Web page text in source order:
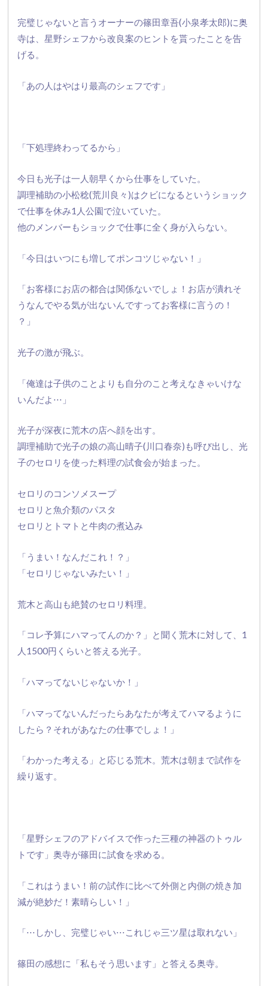
完璧じゃないと言うオーナーの篠田章吾(小泉孝太郎)に奥
寺は、星野シェフから改良案のヒントを貰ったことを告
げる。
「あの人はやはり最高のシェフです」
「下処理終わってるから」
今日も光子は一人朝早くから仕事をしていた。
調理補助の小松稔(荒川良々)はクビになるというショック
で仕事を休み1人公園で泣いていた。
他のメンバーもショックで仕事に全く身が入らない。
「今日はいつにも増してポンコツじゃない！」
「お客様にお店の都合は関係ないでしょ！ お店が潰れそ
うなんでやる気が出ないんですってお客様に言うの！
？」
光子の激が飛ぶ。
「俺達は子供のことよりも自分のこと考えなきゃいけな
いんだよ⋅⋅⋅」
光子が深夜に荒木の店へ顔を出す。
調理補助で光子の娘の高山晴子(川口春奈)も呼び出し、光
子のセロリを使った料理の試食会が始まった。
セロリのコンソメスープ
セロリと魚介類のパスタ
セロリとトマトと牛肉の煮込み
「うまい！なんだこれ！？」
「セロリじゃないみたい！」
荒木と高山も絶賛のセロリ料理。
「コレ予算にハマってんのか？」と聞く荒木に対して、 1
人1500円くらいと答える光子。
「ハマってないじゃないか！」
「ハマってないんだったらあなたが考えてハマるように
したら？ それがあなたの仕事でしょ！」
「わかった考える」と応じる荒木。荒木は朝まで試作を
繰り返す。
「星野シェフのアドバイスで作った三種の神器のトゥル
トです」奥寺が篠田に試食を求める。
「これはうまい！前の試作に比べて外側と内側の焼き加
減が絶妙だ！素晴らしい！」
「⋅⋅⋅しかし、完璧じゃい⋅⋅⋅これじゃ三ツ星は取れない」
篠田の感想に「私もそう思います」と答える奥寺。